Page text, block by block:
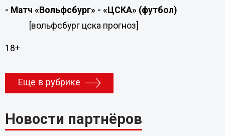
- Матч «Вольфсбург» - «ЦСКА» (футбол)
[вольфсбург цска прогноз]
18+
Еще в рубрике
Новости партнёров